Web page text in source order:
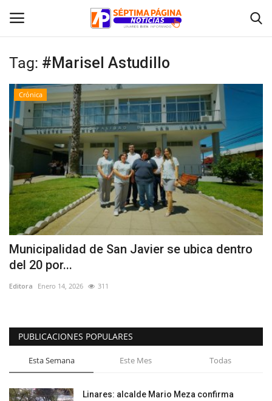
Inicio
Crónica
Policial
Tribunales
Deporte
Política
Espectáculos
Tag: #Marisel Astudillo
Crónica
Municipalidad de San Javier se ubica dentro
del 20 por...
Editora Enero 14, 2026 311
PUBLICACIONES POPULARES
Esta Semana Este Mes Todas
Linares: alcalde Mario Meza confirma